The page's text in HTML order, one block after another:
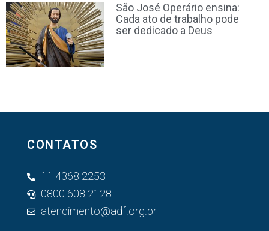
São José Operário ensina:
Cada ato de trabalho pode
ser dedicado a Deus
CONTATOS
11 4368 2253
0800 608 2128
atendimento@adf.org.br